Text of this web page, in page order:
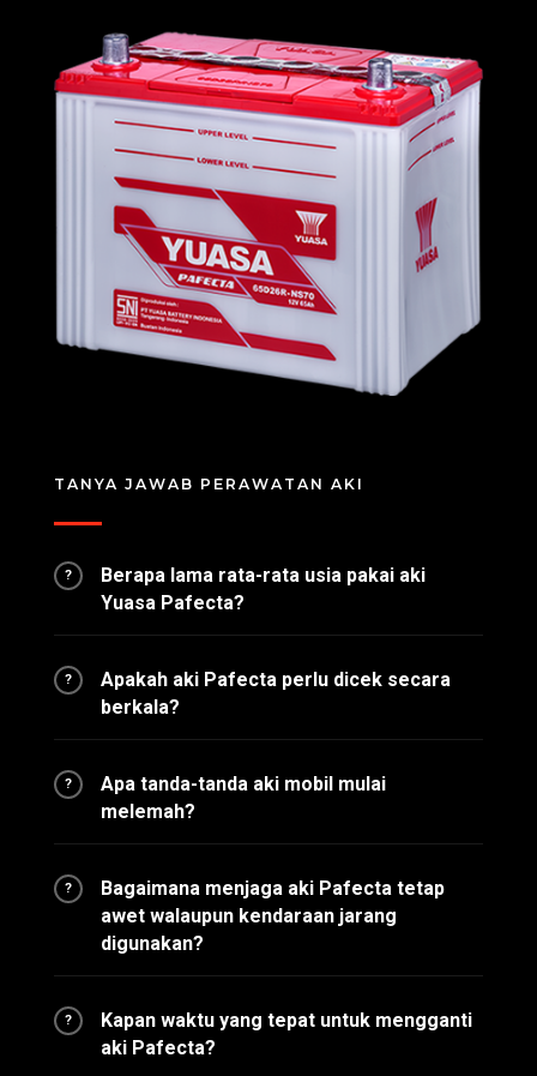
TANYA JAWAB PERAWATAN AKI
?
Berapa lama rata-rata usia pakai aki
Yuasa Pafecta?
?
Apakah aki Pafecta perlu dicek secara
berkala?
?
Apa tanda-tanda aki mobil mulai
melemah?
?
Bagaimana menjaga aki Pafecta tetap
awet walaupun kendaraan jarang
digunakan?
?
Kapan waktu yang tepat untuk mengganti
aki Pafecta?